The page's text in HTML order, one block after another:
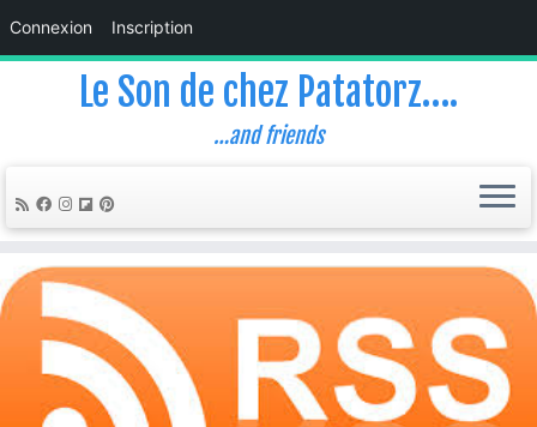
Connexion Inscription
to
content
Le Son de chez Patatorz….
…and friends